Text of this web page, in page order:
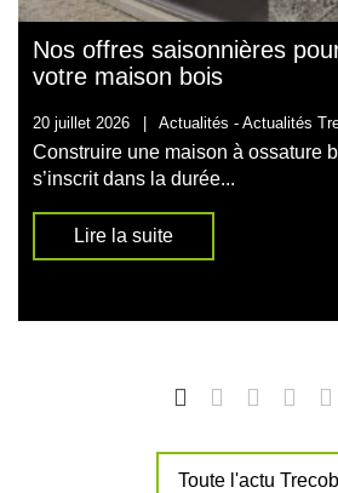
Nos offres saisonnières
votre maison bois
20 juillet 2026 | Actualités - Actualités
Construire une maison à ossature
s’inscrit dans la durée...
Lire la suite
Toute l'actu